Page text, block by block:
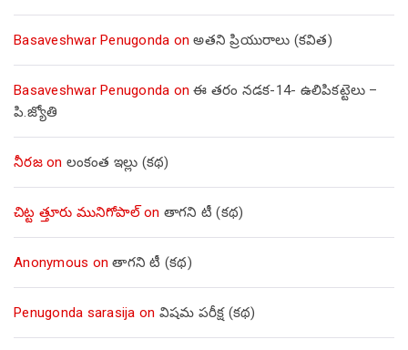
Basaveshwar Penugonda onఅతని ప్రియురాలు (కవిత)
Basaveshwar Penugonda onఈ తరం నడక-14- ఉలిపికట్టెలు –
పి.జ్యోతి
నీరజon లంకంత ఇల్లు (కథ)
చిట్ట త్తూరు మునిగోపాల్on తాగని టీ (కథ)
Anonymous onతాగని టీ (కథ)
Penugonda sarasija on విషమ పరీక్ష (క‌థ‌)